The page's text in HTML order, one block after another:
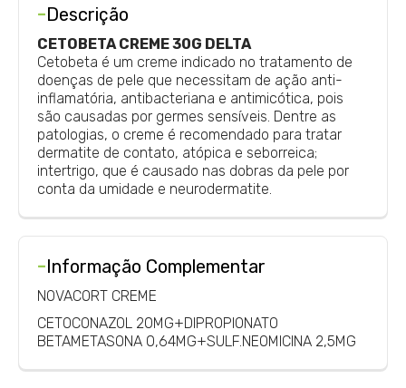
-Descrição
CETOBETA CREME 30G DELTA
Cetobeta é um creme indicado no tratamento de
doenças de pele que necessitam de ação anti-
inflamatória, antibacteriana e antimicótica, pois
são causadas por germes sensíveis. Dentre as
patologias, o creme é recomendado para tratar
dermatite de contato, atópica e seborreica;
intertrigo, que é causado nas dobras da pele por
conta da umidade e neurodermatite.
-Informação Complementar
NOVACORT CREME
CETOCONAZOL 20MG+DIPROPIONATO
BETAMETASONA 0,64MG+SULF.NEOMICINA 2,5MG